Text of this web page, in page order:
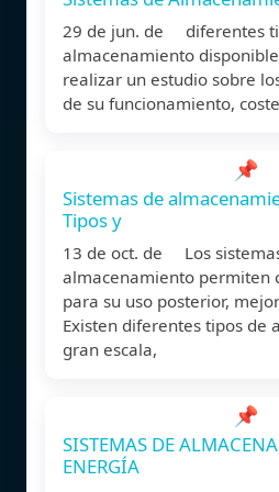
29 de jun. de diferentes
almacenamiento
realizar un estudio sobre
de su funcionamiento,
📌
Sistemas de
Tipos y
13 de oct. de Los
almacenamiento permiten
para su uso posterior,
Existen diferentes tipos de
gran escala,
📌
SISTEMAS DE
ENERGÍA